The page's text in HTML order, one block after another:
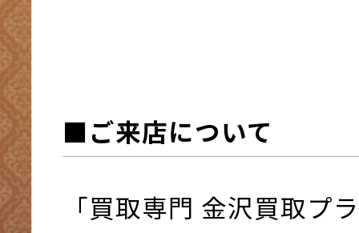
■ご来店について
「買取専門 金沢買取プ